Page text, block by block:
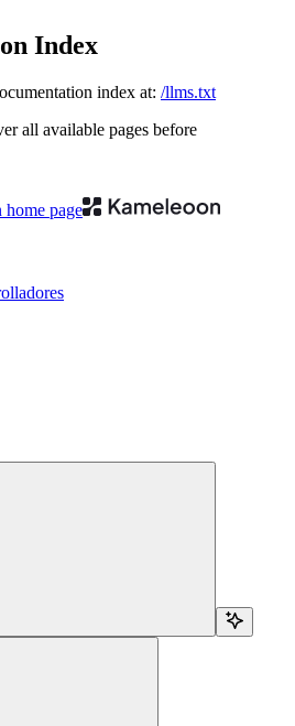
Index
index at: /llms.txt
all available pages before
home page